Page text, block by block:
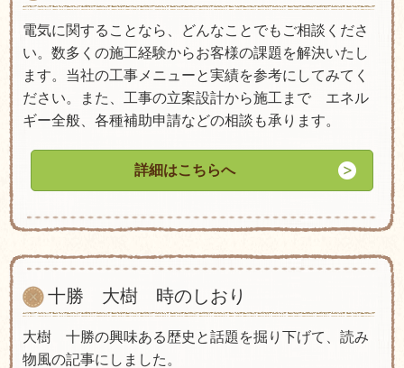
電気に関することなら、どんなことでもご相談くださ
い。数多くの施工経験からお客様の課題を解決いたし
ます。当社の工事メニューと実績を参考にしてみてく
ださい。また、工事の立案設計から施工まで エネル
ギー全般、各種補助申請などの相談も承ります。
詳細はこちらへ
十勝 大樹 時のしおり
大樹 十勝の興味ある歴史と話題を掘り下げて、読み
物風の記事にしました。